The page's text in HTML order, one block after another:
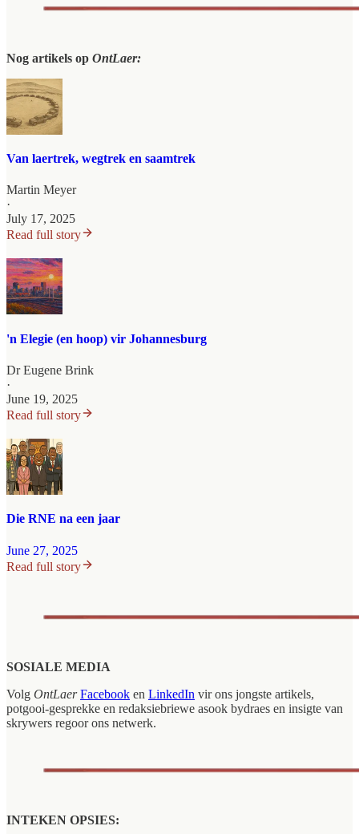
Nog artikels op OntLaer:
Van laertrek, wegtrek en saamtrek
Martin Meyer
·
July 17, 2025
Read full story
'n Elegie (en hoop) vir Johannesburg
Dr Eugene Brink
·
June 19, 2025
Read full story
Die RNE na een jaar
June 27, 2025
Read full story
SOSIALE MEDIA
Volg OntLaer Facebook en LinkedIn vir ons jongste artikels,
potgooi-gesprekke en redaksiebriewe asook bydraes en insigte van
skrywers regoor ons netwerk.
INTEKEN OPSIES: